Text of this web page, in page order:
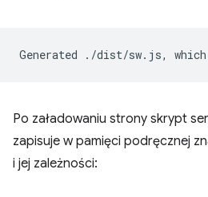
Generated ./dist/sw.js, which
Po załadowaniu strony skrypt
zapisuje w pamięci podręcznej
i jej zależności: